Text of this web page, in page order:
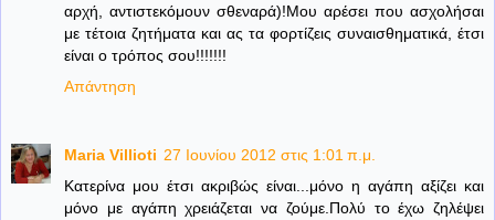
αρχή, αντιστεκόμουν σθεναρά)!Μου αρέσει που ασχολήσαι
με τέτοια ζητήματα και ας τα φορτίζεις συναισθηματικά, έτσι
είναι ο τρόπος σου!!!!!!!
Απάντηση
Maria Villioti 27 Ιουνίου 2012 στις 1:01 π.μ.
Κατερίνα μου έτσι ακριβώς είναι...μόνο η αγάπη αξίζει και
μόνο με αγάπη χρειάζεται να ζούμε.Πολύ το έχω ζηλέψει